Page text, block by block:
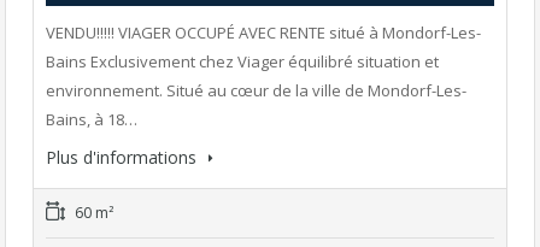
VENDU!!!!! VIAGER OCCUPÉ AVEC RENTE situé à Mondorf-Les-
Bains Exclusivement chez Viager équilibré situation et
environnement. Situé au cœur de la ville de Mondorf-Les-
Bains, à 18…
Plus d'informations
60 m²